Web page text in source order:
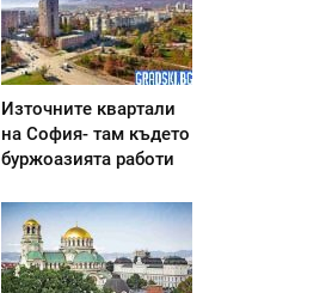
Източните квартали
на София- там където
буржоазията работи